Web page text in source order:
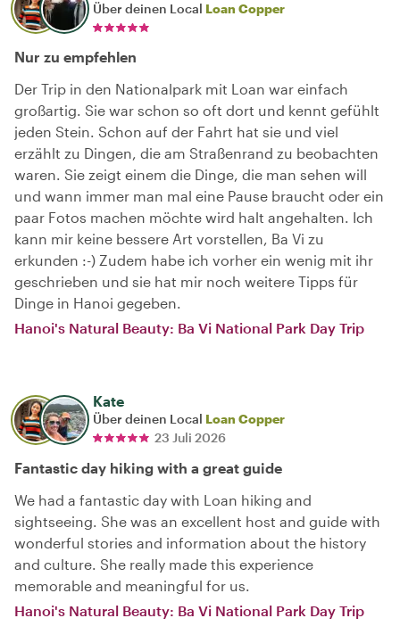
Über deinen Local Loan Copper
Nur zu empfehlen
Der Trip in den Nationalpark mit Loan war einfach
großartig. Sie war schon so oft dort und kennt gefühlt
jeden Stein. Schon auf der Fahrt hat sie und viel
erzählt zu Dingen, die am Straßenrand zu beobachten
waren. Sie zeigt einem die Dinge, die man sehen will
und wann immer man mal eine Pause braucht oder ein
paar Fotos machen möchte wird halt angehalten. Ich
kann mir keine bessere Art vorstellen, Ba Vi zu
erkunden :-) Zudem habe ich vorher ein wenig mit ihr
geschrieben und sie hat mir noch weitere Tipps für
Dinge in Hanoi gegeben.
Hanoi's Natural Beauty: Ba Vi National Park Day Trip
Kate
Über deinen Local Loan Copper
23 Juli 2026
Fantastic day hiking with a great guide
We had a fantastic day with Loan hiking and
sightseeing. She was an excellent host and guide with
wonderful stories and information about the history
and culture. She really made this experience
memorable and meaningful for us.
Hanoi's Natural Beauty: Ba Vi National Park Day Trip